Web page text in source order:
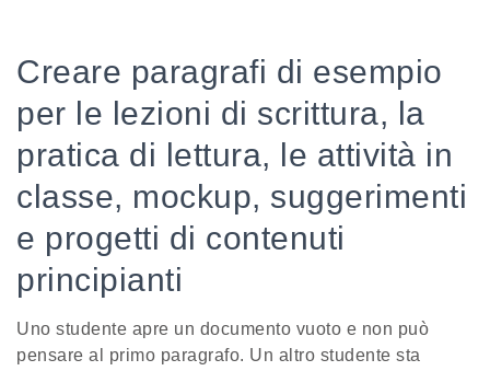
Creare paragrafi di esempio
per le lezioni di scrittura, la
pratica di lettura, le attività in
classe, mockup, suggerimenti
e progetti di contenuti
principianti
Uno studente apre un documento vuoto e non può
pensare al primo paragrafo. Un altro studente sta